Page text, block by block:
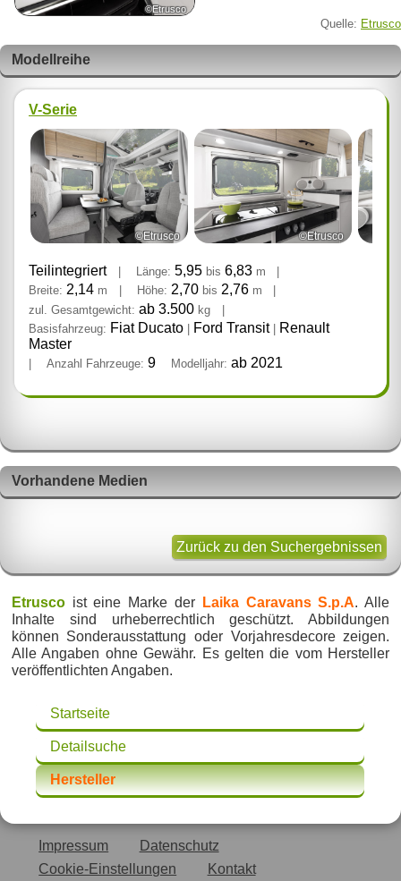
©Etrusco
Quelle: Etrusco
Modellreihe
V-Serie
©Etrusco ©Etrusco
Teilintegriert Länge: 5,95 bis 6,83 m
Breite: 2,14 m Höhe: 2,70 bis 2,76 m
zul. Gesamtgewicht: ab 3.500 kg
|
Basisfahrzeug: Fiat Ducato Ford Transit
Renault
Master
Anzahl Fahrzeuge: 9 Modelljahr: ab 2021
Vorhandene Medien
Zurück zu den Suchergebnissen
Etruscoist eine Marke der Laika Caravans S.p.A. Alle
Inhalte sind urheberrechtlich geschützt. Abbildungen
können Sonderausstattung oder Vorjahresdecore zeigen.
Alle Angaben ohne Gewähr. Es gelten die vom Hersteller
veröffentlichten Angaben.
Startseite
Detailsuche
Hersteller
Impressum
Datenschutz
Cookie-Einstellungen
Kontakt